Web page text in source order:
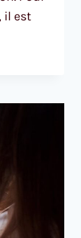
il est